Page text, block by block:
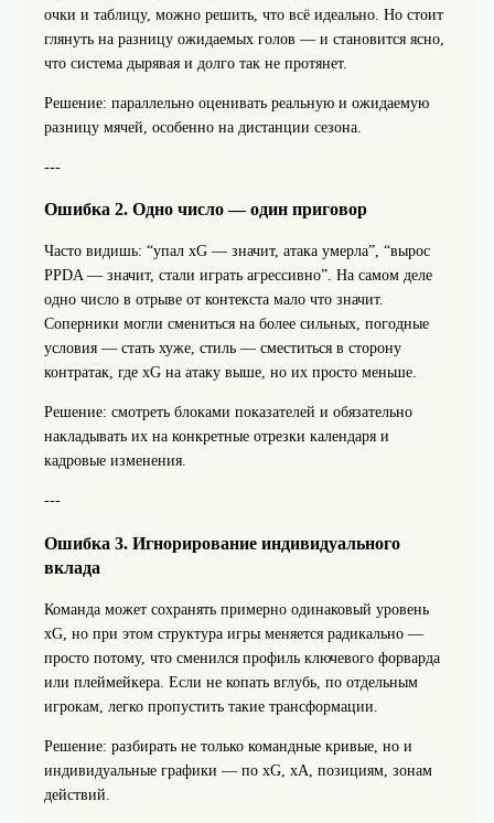
очки и таблицу, можно решить, что всё идеально. Но стоит
глянуть на разницу ожидаемых голов — и становится ясно,
что система дырявая и долго так не протянет.
Решение: параллельно оценивать реальную и ожидаемую
разницу мячей, особенно на дистанции сезона.
---
Ошибка 2. Одно число — один приговор
Часто видишь: “упал xG — значит, атака умерла”, “вырос
PPDA — значит, стали играть агрессивно”. На самом деле
одно число в отрыве от контекста мало что значит.
Соперники могли смениться на более сильных, погодные
условия — стать хуже, стиль — сместиться в сторону
контратак, где xG на атаку выше, но их просто меньше.
Решение: смотреть блоками показателей и обязательно
накладывать их на конкретные отрезки календаря и
кадровые изменения.
---
Ошибка 3. Игнорирование индивидуального
вклада
Команда может сохранять примерно одинаковый уровень
xG, но при этом структура игры меняется радикально —
просто потому, что сменился профиль ключевого форварда
или плеймейкера. Если не копать вглубь, по отдельным
игрокам, легко пропустить такие трансформации.
Решение: разбирать не только командные кривые, но и
индивидуальные графики — по xG, xA, позициям, зонам
действий.